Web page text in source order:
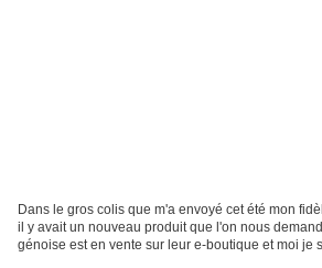
Dans le gros colis que m'a envoyé cet été mon
il y avait un nouveau produit que l'on nous
génoise est en vente sur leur e-boutique et moi je